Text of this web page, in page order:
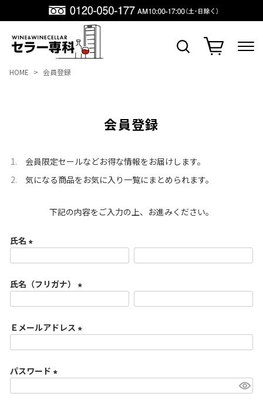
HOME 会員登録
会員登録
会員限定セールなどお得な情報をお届けします。
気になる商品をお気に入り一覧にまとめられます。
下記の内容をご入力の上、お進みください。
氏名
須
氏名（フリガナ）
須
Ｅメールアドレス
パスワード